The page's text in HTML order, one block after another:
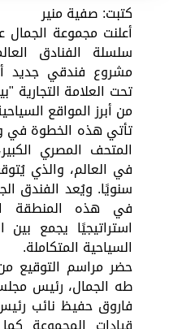
كتبت: صفية منير
أعلنت مجموعة
مشروع فندقي جديد
تحت العلامة
من أبرز المواقع
تأتي هذه الخطوة في
المتحف المصري
في العالم، والذي
سنويًا. ويُعد الفندق
في هذه المنطقة
استراتيجيًا يجمع بين
السياحية المتكاملة.
حضر مراسم التوقيع
طه الجمال، رئيس
فاروق حفيظ نائب